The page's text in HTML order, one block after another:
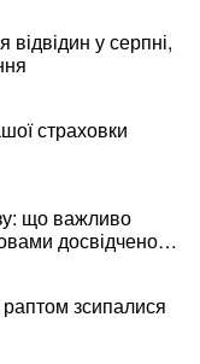
відвідин у серпні,
страховки
що важливо
досвідченої
зсипалися